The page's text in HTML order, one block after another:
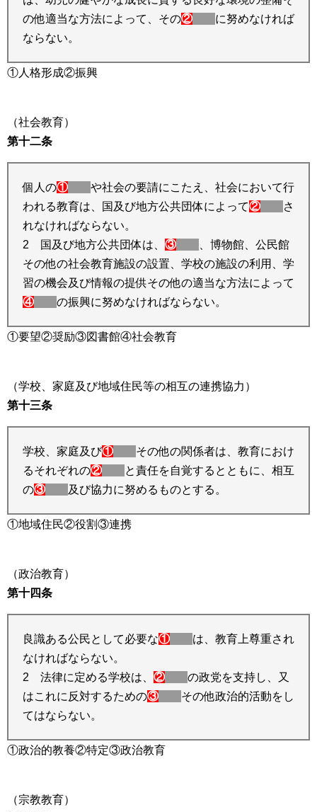
の他適当な方法によって、その②
に努めなければ
ならない。
①人格形成②振興
（社会教育）
第十二条
個人の①
や社会の要請にこたえ、社会において行
われる教育は、国及び地方公共団体によって②
さ
れなければならない。
2 国及び地方公共団体は、 ③
、博物館、公民館
その他の社会教育施設の設置、学校の施設の利用、学
習の機会及び情報の提供その他の適当な方法によって
④
の振興に努めなければならない。
①要望②奨励③図書館④社会教育
（学校、家庭及び地域住民等の相互の連携協力）
第十三条
学校、家庭及び①
その他の関係者は、教育におけ
るそれぞれの②
と責任を自覚するとともに、相互
の③ 及び協力に努めるものとする。
①地域住民②役割③連携
（政治教育）
第十四条
良識ある公民として必要な①
は、教育上尊重され
なければならない。
2 法律に定める学校は、 ②
の政党を支持し、又
はこれに反対するための③
その他政治的活動をし
てはならない。
①政治的教養②特定③政治教育
（宗教教育）